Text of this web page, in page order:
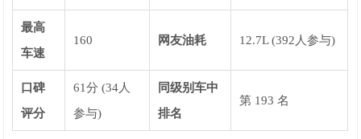
最高
车速
160 网友油耗 12.7L (392人参与)
口碑
评分
61分 (34人
参与)
同级别车中
排名
第 193 名